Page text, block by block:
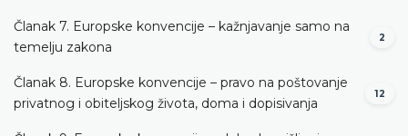
Članak 7. Europske konvencije – kažnjavanje samo na
temelju zakona
2
Članak 8. Europske konvencije – pravo na poštovanje
privatnog i obiteljskog života, doma i dopisivanja
12